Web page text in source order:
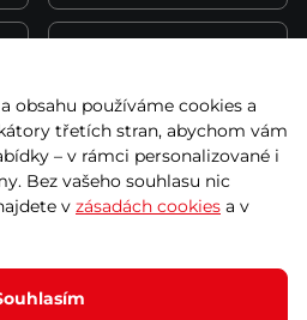
Kariéra
práva vyhrazena
je prodávající povinen vystavit
obsahu používáme cookies a
třetích stran, abychom vám
– v rámci personalizované i
Bez vašeho souhlasu nic
v zásadách cookies a v